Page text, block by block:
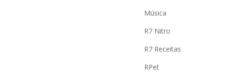
Música
R7 Nitro
R7 Receitas
RPet